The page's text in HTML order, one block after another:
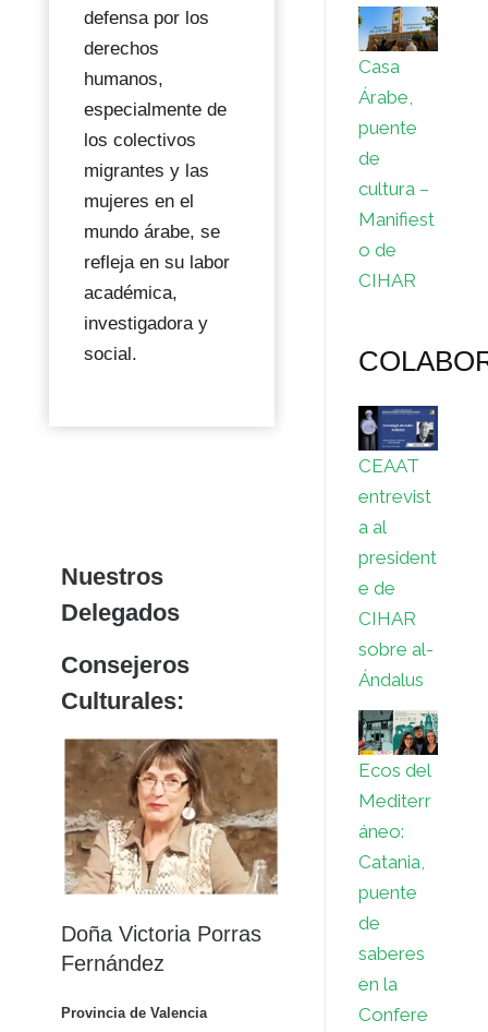
defensa por los
derechos
humanos,
especialmente de
los colectivos
migrantes y las
mujeres en el
mundo árabe, se
refleja en su labor
académica,
investigadora y
social.
Nuestros
Delegados
Consejeros
Culturales:
Doña Victoria Porras
Fernández
Provincia de Valencia
Casa
Árabe,
puente
de
cultura –
Manifiest
o de
CIHAR
CEAAT
entrevist
a al
president
e de
CIHAR
sobre al-
Ándalus
Ecos del
Mediterr
áneo:
Catania,
puente
de
saberes
en la
Confere